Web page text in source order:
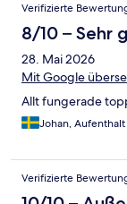
Verifizierte
8/10 – Sehr
28. Mai 2026
Mit Google
Allt fungerade
Johan, Aufenthalt
Verifizierte